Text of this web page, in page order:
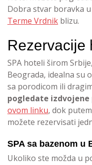
Dobra stvar boravka
Terme Vrdnik blizu.
Rezervacije
SPA hoteli širom
Beograda, idealna su
sa porodicom ili
pogledate
ovom linku, dok
možete rezervisati
SPA sa bazenom u
Ukoliko ste možda u